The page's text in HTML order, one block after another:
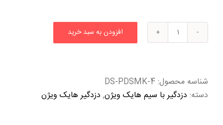
آشکار
4
سیم
افزودن به سبد خرید
شناسه محصول: DS-PDSMK-4
دسته: دزدگیر با سیم هایک ویژن, دزدگیر هایک ویژن